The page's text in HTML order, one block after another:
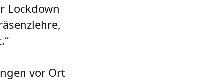
Lockdown
vor Ort